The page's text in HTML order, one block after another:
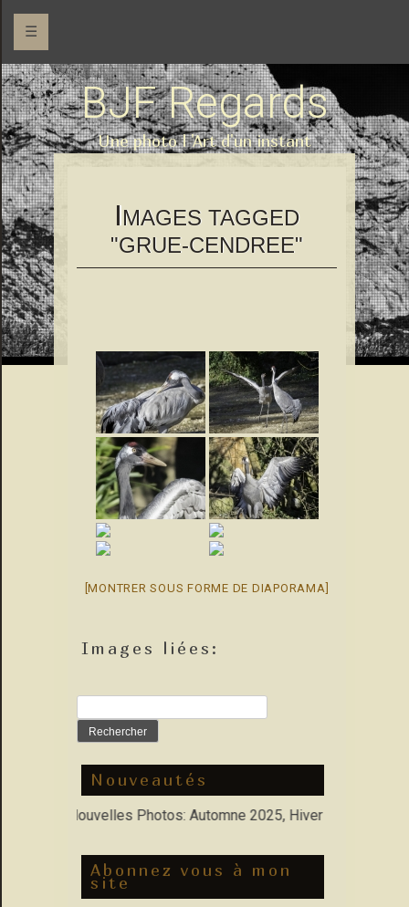
☰
BJF Regards
Une photo l 'Art d'un instant
IMAGES TAGGED
"GRUE-CENDREE"
[MONTRER SOUS FORME DE DIAPORAMA]
Images liées:
Nouveautés
: Nouvelles Photos: Automne 2025, Hiver 2026
Abonnez vous à mon
site